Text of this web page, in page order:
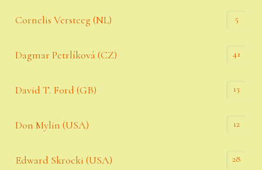
Cornelis Versteeg (NL) 5
Dagmar Petrlíková (CZ) 41
David T. Ford (GB) 13
Don Mylin (USA) 12
Edward Skrocki (USA) 28